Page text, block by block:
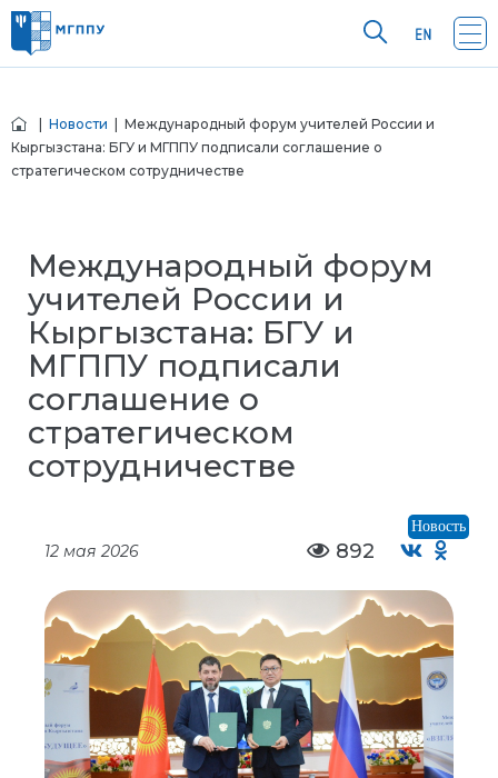
Новости | Международный форум учителей России и
Кыргызстана: БГУ и МГППУ подписали соглашение о
стратегическом сотрудничестве
Международный форум
учителей России и
Кыргызстана: БГУ и
МГППУ подписали
соглашение о
стратегическом
сотрудничестве
Новость
12 мая 2026 892